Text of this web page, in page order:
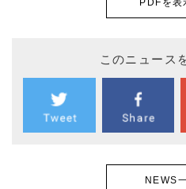
PDFを表
このニュース
NEWS